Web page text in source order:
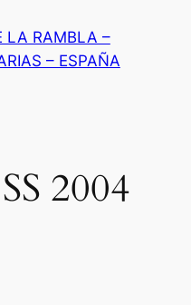
LA RAMBLA –
– ESPAÑA
SS 2004